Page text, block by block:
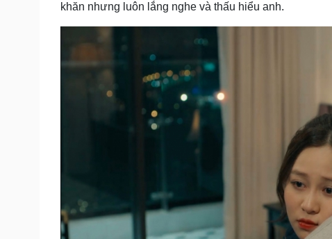
Cải chính
khăn nhưng luôn lắng nghe và thấu hiểu anh.